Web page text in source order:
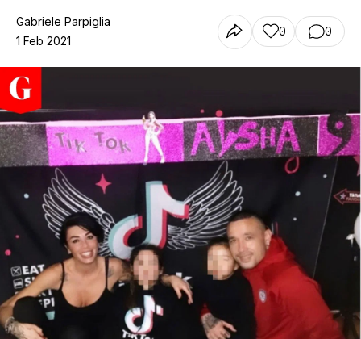
Chi siamo
Contatti
Gabriele Parpiglia
1 Feb 2021
0 0